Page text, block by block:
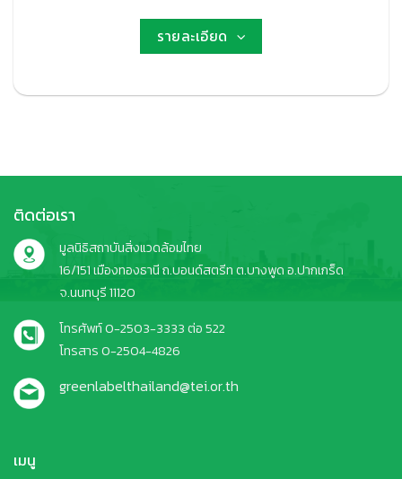
รายละเอียด
เมนู
ติดต่อเรา
มูลนิธิสถาบันสิ่งแวดล้อมไทย
16/151 เมืองทองธานี ถ.บอนด์สตรีท ต.บางพูด อ.ปากเกร็ด
จ.นนทบุรี 11120
โทรศัพท์ 0-2503-3333 ต่อ 522
โทรสาร 0-2504-4826
greenlabelthailand@tei.or.th